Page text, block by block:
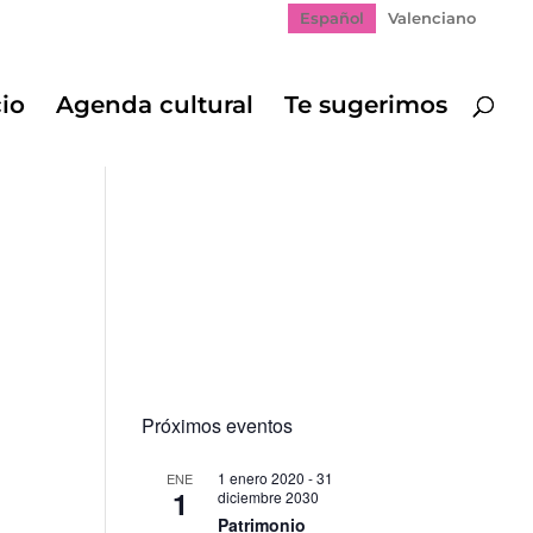
Español Valenciano
Agenda cultural Te sugerimos
Próximos eventos
ENE
1
1 enero 2020 -31
diciembre 2030
Patrimonio